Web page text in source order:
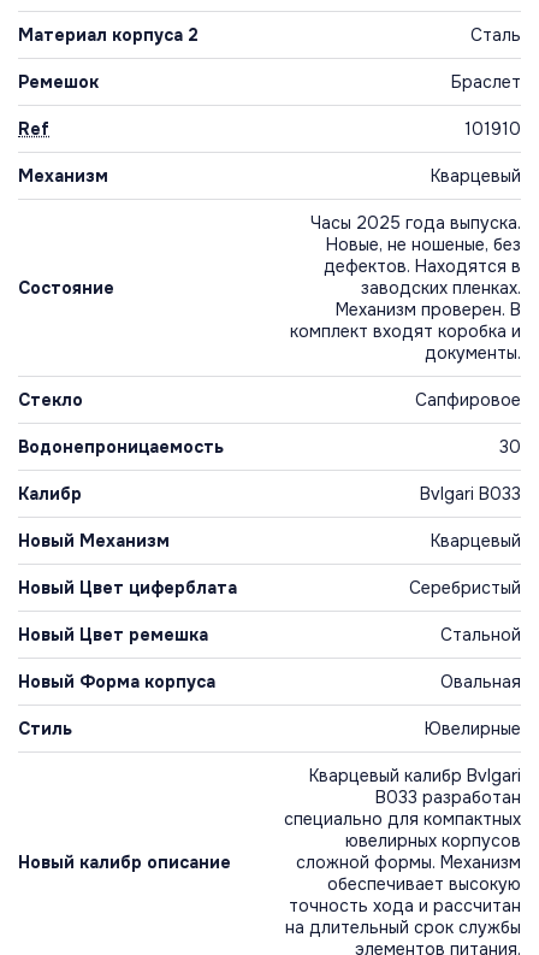
Материал корпуса 2 Сталь
Ремешок Браслет
Ref 101910
Механизм Кварцевый
Состояние
Часы 2025 года выпуска.
Новые, не ношеные, без
дефектов. Находятся в
заводских пленках.
Механизм проверен. В
комплект входят коробка и
документы.
Стекло Сапфировое
Водонепроницаемость 30
Калибр Bvlgari B033
Новый Механизм Кварцевый
Новый Цвет циферблата Серебристый
Новый Цвет ремешка Стальной
Новый Форма корпуса Овальная
Стиль Ювелирные
Новый калибр описание
Кварцевый калибр Bvlgari
B033 разработан
специально для компактных
ювелирных корпусов
сложной формы. Механизм
обеспечивает высокую
точность хода и рассчитан
на длительный срок службы
элементов питания.